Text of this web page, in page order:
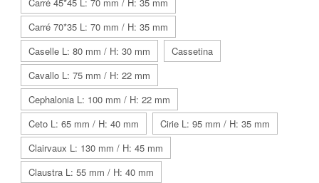
Carré 70*35 L: 70 mm / H: 35 mm
Caselle L: 80 mm / H: 30 mm
Cassetina
Cavallo L: 75 mm / H: 22 mm
Cephalonia L: 100 mm / H: 22 mm
Ceto L: 65 mm / H: 40 mm
Cirie L: 95 mm / H: 35 mm
Clairvaux L: 130 mm / H: 45 mm
Claustra L: 55 mm / H: 40 mm